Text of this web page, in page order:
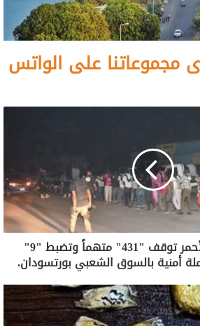
مجموعاتنا على الواتس
السلطات بالبحر الأحمر توقف "431" متهماً وتضبط "9"
أمنية بالسوق الشعبي بورتسودان.